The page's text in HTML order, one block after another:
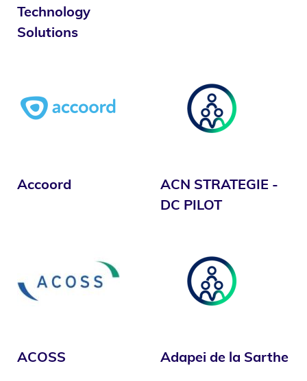
Technology
Solutions
Accoord
ACN STRATEGIE -
DC PILOT
ACOSS Adapei de la Sarthe